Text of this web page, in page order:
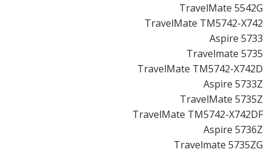
TravelMate 5542G
TravelMate TM5742-X742
Aspire 5733
Travelmate 5735
TravelMate TM5742-X742D
Aspire 5733Z
TravelMate 5735Z
TravelMate TM5742-X742DF
Aspire 5736Z
Travelmate 5735ZG